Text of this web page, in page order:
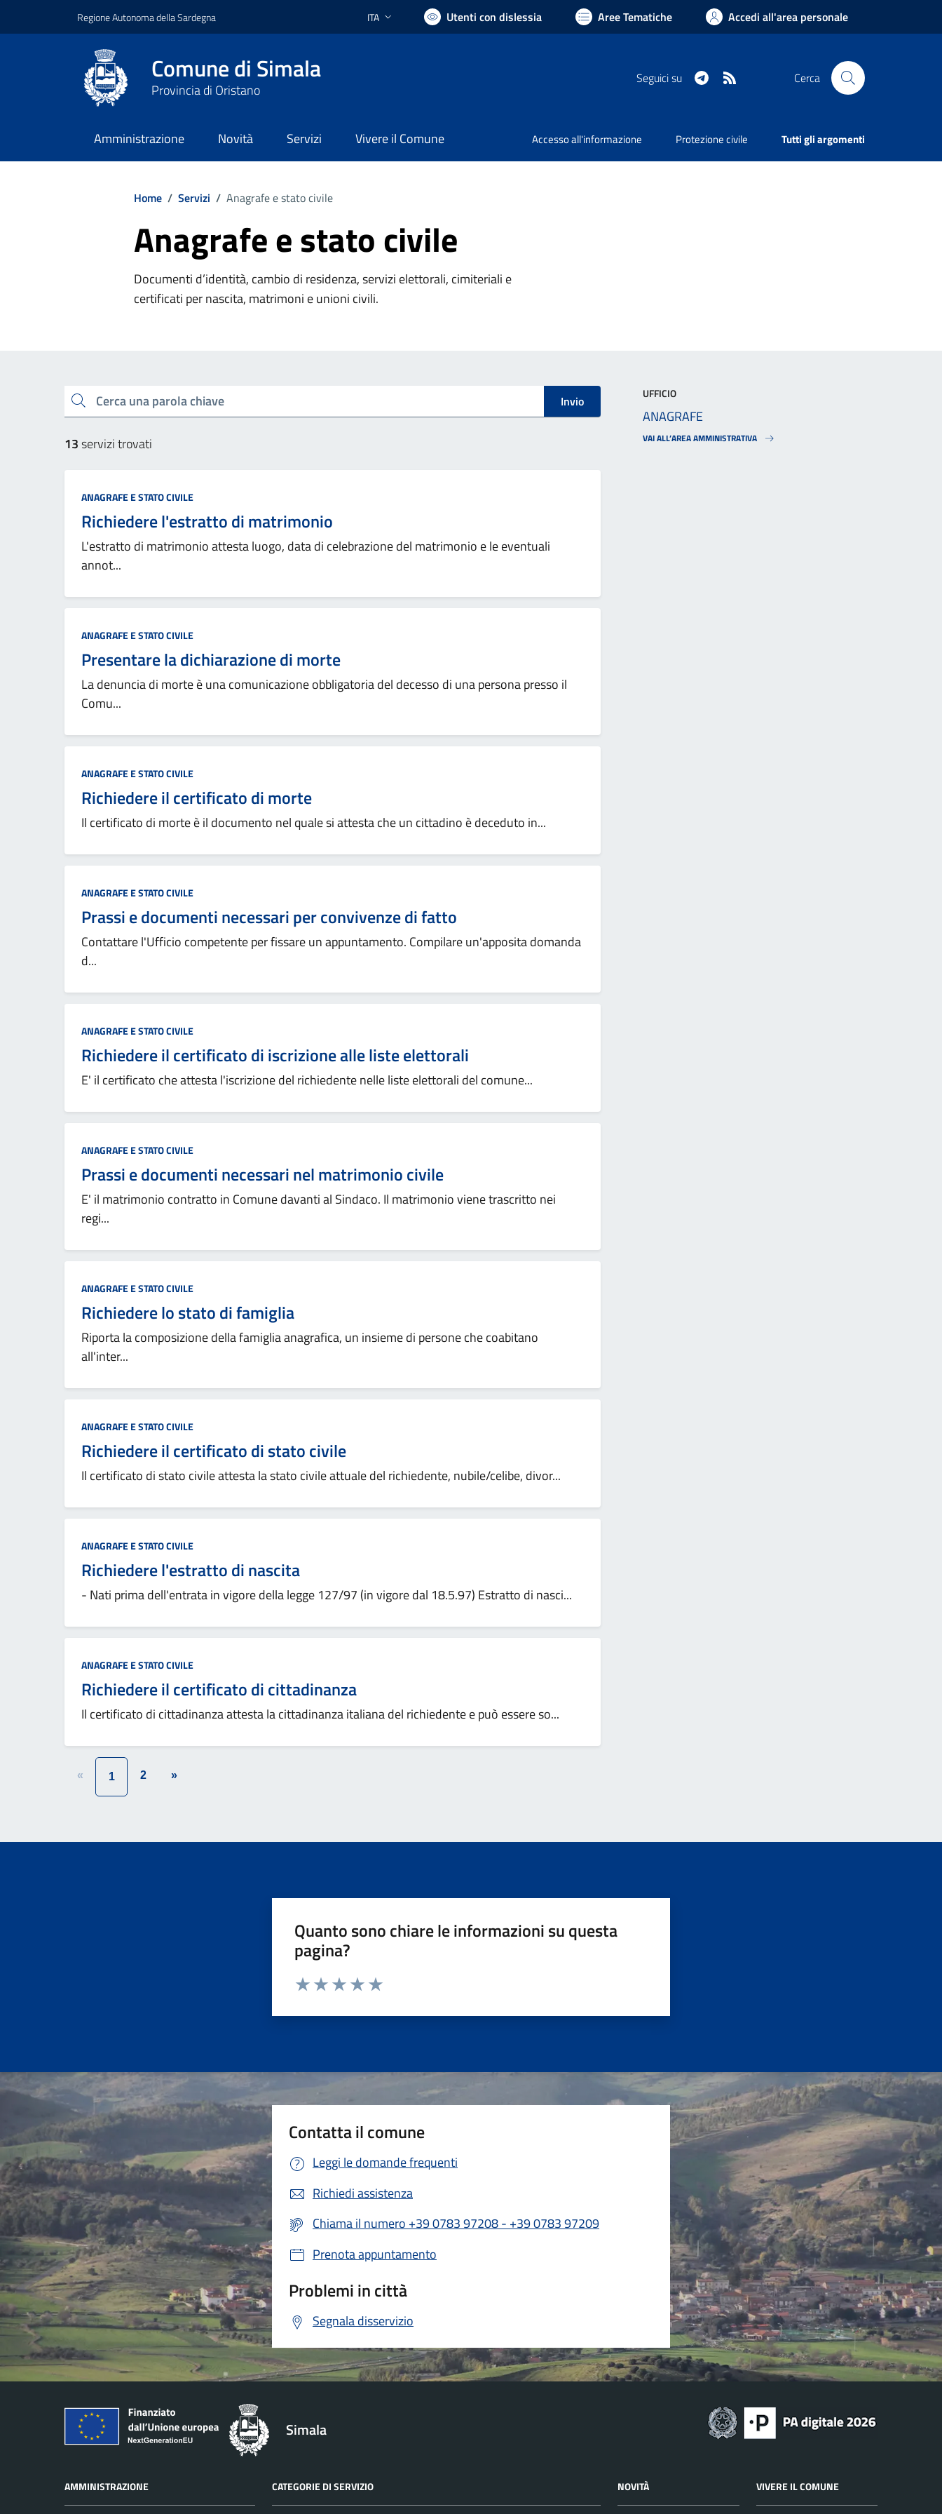
Regione Autonoma della Sardegna Lingua attiva:
ITA Utenti con dislessia Aree Tematiche Accedi all'area personale
Comune di Simala
Provincia di Oristano
Seguici su Telegram Cerca
Amministrazione Novità Servizi Vivere il Comune Accesso all'informazione Protezione civile Tutti gli argomenti
Home / Servizi / Anagrafe e stato civile
Anagrafe e stato civile
Documenti d’identità, cambio di residenza, servizi elettorali, cimiteriali e
certificati per nascita, matrimoni e unioni civili.
Cerca una parola chiave Invio
13servizi trovati
ANAGRAFE E STATO CIVILE
Richiedere l'estratto di matrimonio
L'estratto di matrimonio attesta luogo, data di celebrazione del matrimonio e le eventuali
annot...
ANAGRAFE E STATO CIVILE
Presentare la dichiarazione di morte
La denuncia di morte è una comunicazione obbligatoria del decesso di una persona presso il
Comu...
ANAGRAFE E STATO CIVILE
Richiedere il certificato di morte
Il certificato di morte è il documento nel quale si attesta che un cittadino è deceduto in...
ANAGRAFE E STATO CIVILE
Prassi e documenti necessari per convivenze di fatto
Contattare l'Ufficio competente per fissare un appuntamento. Compilare un'apposita domanda
d...
ANAGRAFE E STATO CIVILE
Richiedere il certificato di iscrizione alle liste elettorali
E' il certificato che attesta l'iscrizione del richiedente nelle liste elettorali del comune...
ANAGRAFE E STATO CIVILE
Prassi e documenti necessari nel matrimonio civile
E' il matrimonio contratto in Comune davanti al Sindaco. Il matrimonio viene trascritto nei
regi...
ANAGRAFE E STATO CIVILE
Richiedere lo stato di famiglia
Riporta la composizione della famiglia anagrafica, un insieme di persone che coabitano
all'inter...
ANAGRAFE E STATO CIVILE
Richiedere il certificato di stato civile
Il certificato di stato civile attesta la stato civile attuale del richiedente, nubile/celibe, divor...
ANAGRAFE E STATO CIVILE
Richiedere l'estratto di nascita
- Nati prima dell'entrata in vigore della legge 127/97 (in vigore dal 18.5.97) Estratto di nasci...
ANAGRAFE E STATO CIVILE
Richiedere il certificato di cittadinanza
Il certificato di cittadinanza attesta la cittadinanza italiana del richiedente e può essere so...
« 1 2 »
UFFICIO
ANAGRAFE
VAI ALL’AREA AMMINISTRATIVA
Quanto sono chiare le informazioni su questa
pagina?
Valuta da 1 a 5 stelle la pagina
Contatta il comune
Leggi le domande frequenti
Richiedi assistenza
Chiama il numero +39 0783 97208 - +39 0783 97209
Prenota appuntamento
Problemi in città
Segnala disservizio
Simala
AMMINISTRAZIONE CATEGORIE DI SERVIZIO NOVITÀ VIVERE IL COMUNE